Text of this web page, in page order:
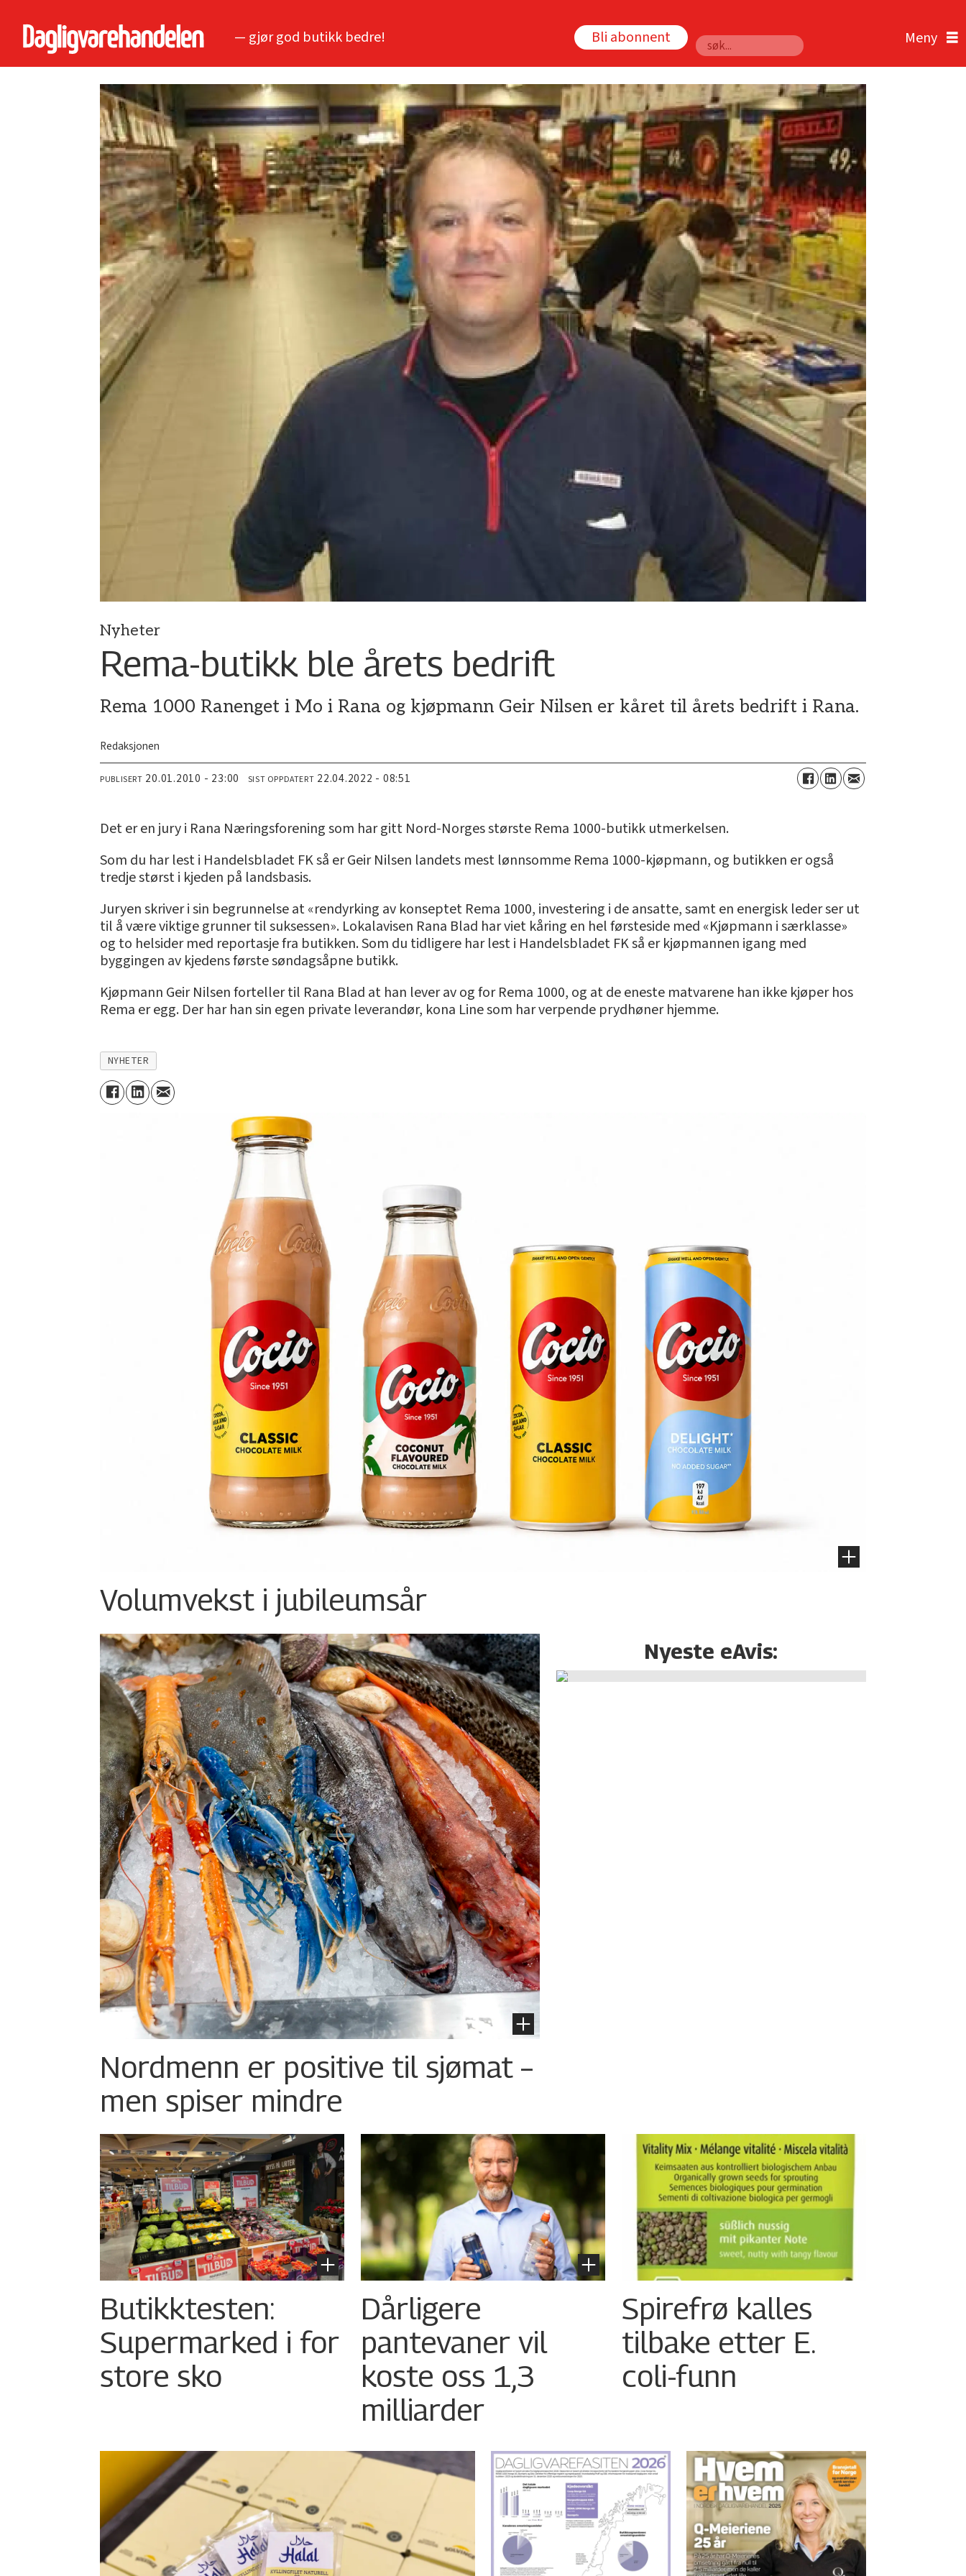
— gjør god butikk bedre! Bli abonnent
Søk
Nyheter
Rema-butikk ble årets bedrift
Rema 1000 Ranenget i Mo i Rana og kjøpmann Geir Nilsen er kåret til årets bedrift i Rana.
Redaksjonen
PUBLISERT 20.01.2010 - 23:00 SIST OPPDATERT 22.04.2022 - 08:51
Det er en jury i Rana Næringsforening som har gitt Nord-Norges største Rema 1000-butikk utmerkelsen.
Som du har lest i Handelsbladet FK så er Geir Nilsen landets mest lønnsomme Rema 1000-kjøpmann, og butikken er også
tredje størst i kjeden på landsbasis.
Juryen skriver i sin begrunnelse at «rendyrking av konseptet Rema 1000, investering i de ansatte, samt en energisk leder ser ut
til å være viktige grunner til suksessen». Lokalavisen Rana Blad har viet kåring en hel førsteside med «Kjøpmann i særklasse»
og to helsider med reportasje fra butikken. Som du tidligere har lest i Handelsbladet FK så er kjøpmannen igang med
byggingen av kjedens første søndagsåpne butikk.
Kjøpmann Geir Nilsen forteller til Rana Blad at han lever av og for Rema 1000, og at de eneste matvarene han ikke kjøper hos
Rema er egg. Der har han sin egen private leverandør, kona Line som har verpende prydhøner hjemme.
NYHETER
Volumvekst i jubileumsår
Nordmenn er positive til sjømat –
men spiser mindre
Nyeste eAvis:
Butikktesten:
Supermarked i for
store sko
Dårligere
pantevaner vil
koste oss 1,3
milliarder
Spirefrø kalles
tilbake etter E.
coli-funn